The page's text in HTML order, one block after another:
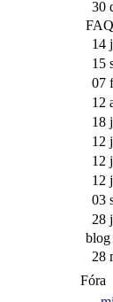
30
FAQ
14
15
07
12
18
12
12
12
03
28
blog
28
Fóra